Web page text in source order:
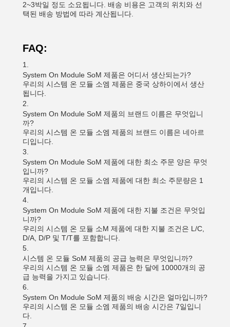
2~3박일 정도 소요됩니다. 배송 비용은 고객의 위치와 선
택된 배송 방법에 따라 계산됩니다.
FAQ:
System On Module SoM 제품은 어디서 생산되는가?
우리의 시스템 온 모듈 소엠 제품은 중국 상하이에서 생산
됩니다.
System On Module SoM 제품의 브랜드 이름은 무엇입니
까?
우리의 시스템 온 모듈 소엠 제품의 브랜드 이름은 네아르
디입니다.
System On Module SoM 제품에 대한 최소 주문 양은 무엇
입니까?
우리의 시스템 온 모듈 소엠 제품에 대한 최소 주문량은 1
개입니다.
System On Module SoM 제품에 대한 지불 조건은 무엇입
니까?
우리의 시스템 온 모듈 소M 제품에 대한 지불 조건은 L/C,
D/A, D/P 및 T/T를 포함합니다.
시스템 온 모듈 SoM 제품의 공급 능력은 무엇입니까?
우리의 시스템 온 모듈 소엠 제품은 한 달에 10000개의 공
급 능력을 가지고 있습니다.
System On Module SoM 제품의 배송 시간은 얼마입니까?
우리의 시스템 온 모듈 소엠 제품의 배송 시간은 7일입니
다.